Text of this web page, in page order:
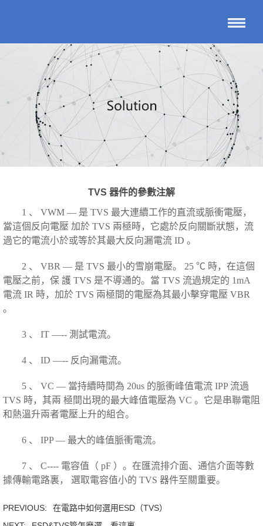
TVS 器件的參數注解
1 、 VWM — 是 TVS 最大連續工作的直流或脈衝電壓，
當這個反向電壓 加於 TVS 兩極時，它處於反向關斷狀態，流
過它的電流小於或等於其最大反向漏電流 ID 。
2 、 VBR — 是 TVS 最小的雪崩電壓。 25 ℃ 時，在這個
電壓之前，保 護 TVS 是不導通的。當 TVS 流過規定的 1mA
電流 IR 時，加於 TVS 兩極間的電壓為其最小擊穿電壓 VBR
。
3 、 IT —-- 測試電流。
4 、 ID —-- 反向漏電流。
5 、 VC — 當持續時間為 20us 的脈衝峰值電流 IPP 流過
TVS 時，其兩 極間出現的最大峰值電壓為 VC 。它是串聯電阻
和熱溫升兩者電壓上升的組合。
6 、 IPP — 最大的峰值脈衝電流。
7 、 C---- 電容值（ pF ）。在匯流排介面、通信介面等數
據傳輸電路裏， 選取電容值小的 TVS 器件至關重要。
PREVIOUS:
在電路中如何選⽤ESD（TVS）